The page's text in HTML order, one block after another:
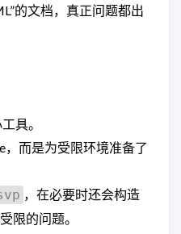
的文档，真正问题都出
具。
而是为受限环境准备了
，在必要时还会构造
限的问题。